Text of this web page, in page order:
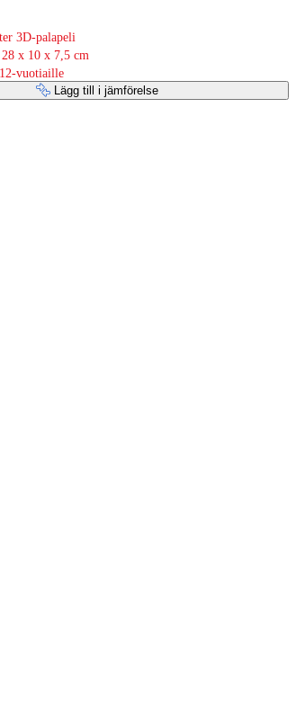
3D-palapeli
x 10 x 7,5 cm
vuotiaille
Lägg till i jämförelse